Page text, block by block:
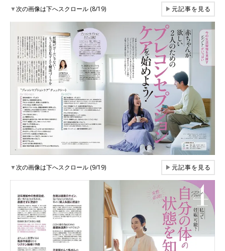
▼次の画像は下へスクロール (8/19) ▶元記事を見る
▼次の画像は下へスクロール (9/19) ▶元記事を見る